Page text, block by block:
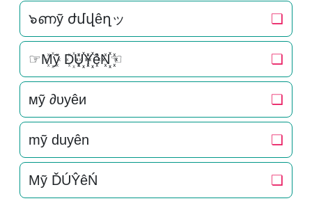
๖ണỹ ժմվêղッ ❏
☞M꙰ỹ D꙰U꙰꙰Y꙰꙰êN꙰꙰☜ ❏
мỹ ∂υуêи ❏
mỹ duyên ❏
Mỹ ĎÚŶêŃ ❏